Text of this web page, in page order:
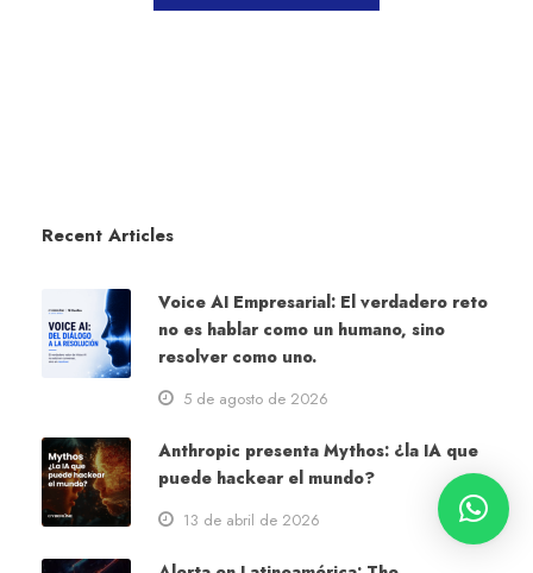
Recent Articles
Voice AI Empresarial: El verdadero reto
no es hablar como un humano, sino
resolver como uno.
5 de agosto de 2026
Anthropic presenta Mythos: ¿la IA que
puede hackear el mundo?
13 de abril de 2026